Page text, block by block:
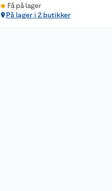
Få på lager
På lager i 2 butikker